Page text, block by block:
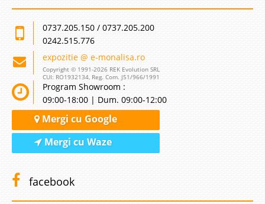
0737.205.150 / 0737.205.200
0242.515.776
expozitie @ e-monalisa.ro
Copyright © 1991-2026 REK Evolution SRL
CUI: RO1932134, Reg. Com. J51/966/1991
Program Showroom :
09:00-18:00 | Dum. 09:00-12:00
Mergi cu Google
Mergi cu Waze
facebook